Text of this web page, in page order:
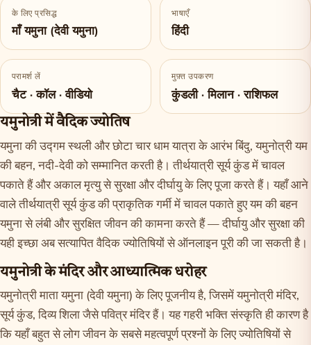
के लिए प्रसिद्ध
माँ यमुना (देवी यमुना)
भाषाएँ
हिंदी
परामर्श लें
चैट · कॉल · वीडियो
मुफ़्त उपकरण
कुंडली · मिलान · राशिफल
यमुनोत्री में वैदिक ज्योतिष
यमुना की उद्गम स्थली और छोटा चार धाम यात्रा के आरंभ बिंदु, यमुनोत्री यम
की बहन, नदी-देवी को सम्मानित करती है। तीर्थयात्री सूर्य कुंड में चावल
पकाते हैं और अकाल मृत्यु से सुरक्षा और दीर्घायु के लिए पूजा करते हैं। यहाँ आने
वाले तीर्थयात्री सूर्य कुंड की प्राकृतिक गर्मी में चावल पकाते हुए यम की बहन
यमुना से लंबी और सुरक्षित जीवन की कामना करते हैं — दीर्घायु और सुरक्षा की
यही इच्छा अब सत्यापित वैदिक ज्योतिषियों से ऑनलाइन पूरी की जा सकती है।
यमुनोत्री के मंदिर और आध्यात्मिक धरोहर
यमुनोत्री माता यमुना (देवी यमुना) के लिए पूजनीय है, जिसमें यमुनोत्री मंदिर,
सूर्य कुंड, दिव्य शिला जैसे पवित्र मंदिर हैं। यह गहरी भक्ति संस्कृति ही कारण है
कि यहाँ बहुत से लोग जीवन के सबसे महत्वपूर्ण प्रश्नों के लिए ज्योतिषियों से